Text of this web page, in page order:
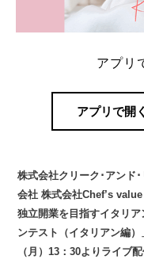
アプリ
アプリで開く
株式会社クリーク･アンド
会社 株式会社Chef’s
独立開業を目指すイタリ
ンテスト（イタリアン編
（月）13：30よりライブ